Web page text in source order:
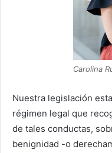
Carolina
Nuestra legislación
régimen legal que
de tales conductas,
benignidad -o